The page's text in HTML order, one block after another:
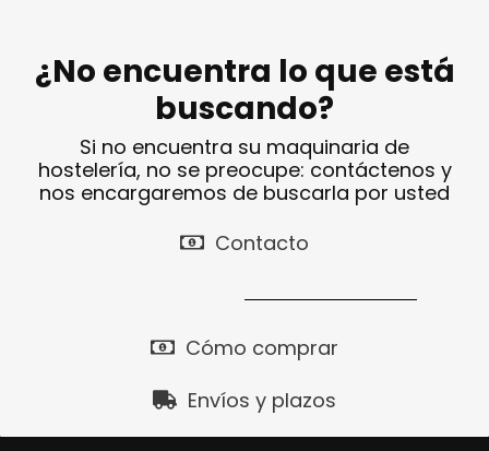
¿No encuentra lo que está
buscando?
Si no encuentra su maquinaria de
hostelería, no se preocupe: contáctenos y
nos encargaremos de buscarla por usted
Contacto
Cómo comprar
Envíos y plazos